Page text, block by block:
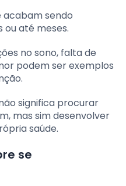
acabam sendo
ou até meses.
no sono, falta de
podem ser exemplos
significa procurar
mas sim desenvolver
saúde.
se